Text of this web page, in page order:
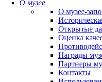
О музее
О музее-
Открытые
Оценка
Награды
Партнеры
Контакты